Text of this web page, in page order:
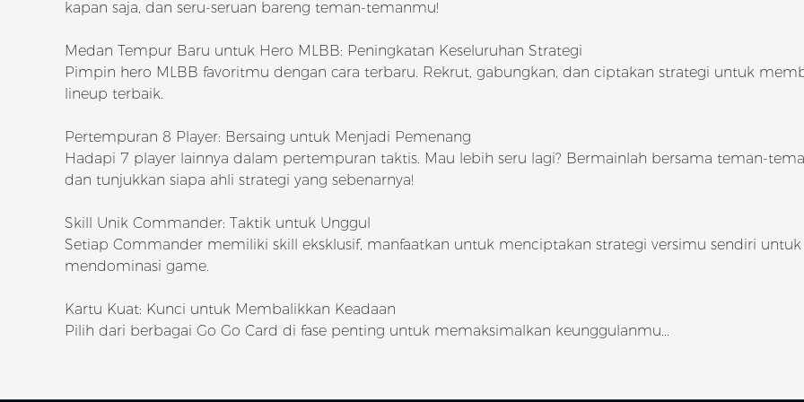
kapan saja, dan seru-seruan bareng teman-temanmu!
Medan Tempur Baru untuk Hero MLBB: Peningkatan Keseluruhan Strategi
Pimpin hero MLBB favoritmu dengan cara terbaru. Rekrut, gabungkan, dan ciptakan strategi untuk
lineup terbaik.
Pertempuran 8 Player: Bersaing untuk Menjadi Pemenang
Hadapi 7 player lainnya dalam pertempuran taktis. Mau lebih seru lagi? Bermainlah bersama teman-
dan tunjukkan siapa ahli strategi yang sebenarnya!
Skill Unik Commander: Taktik untuk Unggul
Setiap Commander memiliki skill eksklusif, manfaatkan untuk menciptakan strategi versimu sendiri untuk
mendominasi game.
Kartu Kuat: Kunci untuk Membalikkan Keadaan
Pilih dari berbagai Go Go Card di fase penting untuk memaksimalkan keunggulanmu...